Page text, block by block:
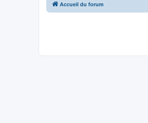
Accueil du forum